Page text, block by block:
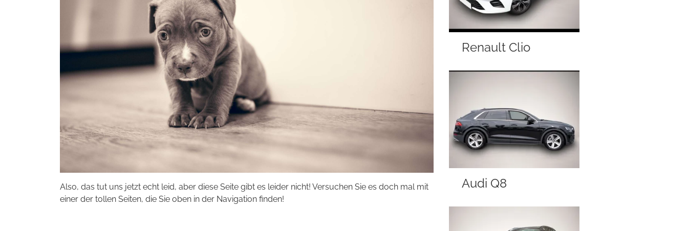
Also, das tut uns jetzt echt leid, aber diese Seite gibt es leider nicht! Versuchen Sie es doch mal mit
einer der tollen Seiten, die Sie oben in der Navigation finden!
Renault Clio
Audi Q8